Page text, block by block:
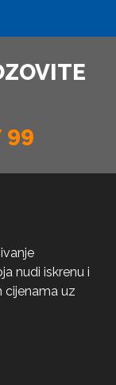
99
nudi iskrenu i
cijenama uz